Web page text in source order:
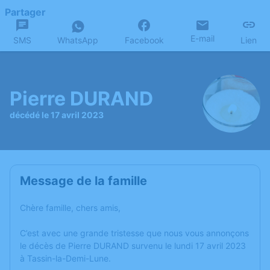
Partager
SMS WhatsApp Facebook E-mail Lien
Pierre DURAND
décédé le 17 avril 2023
Message de la famille
Chère famille, chers amis,
C’est avec une grande tristesse que nous vous annonçons
le décès de Pierre DURAND survenu le lundi 17 avril 2023
à Tassin-la-Demi-Lune.